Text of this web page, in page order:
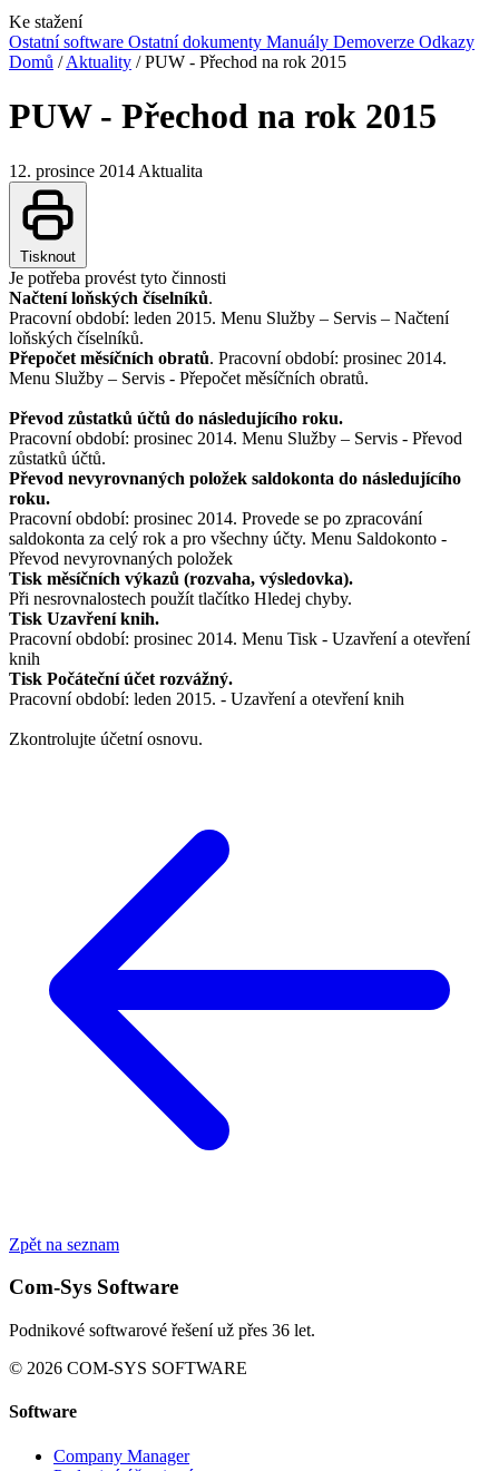
Ke stažení
Ostatní software Ostatní dokumenty Manuály Demoverze Odkazy
Domů / Aktuality / PUW - Přechod na rok 2015
PUW - Přechod na rok 2015
12. prosince 2014 Aktualita
Tisknout
Je potřeba provést tyto činnosti
Načtení loňských číselníků.
Pracovní období: leden 2015. Menu Služby – Servis – Načtení
loňských číselníků.
Přepočet měsíčních obratů. Pracovní období: prosinec 2014.
Menu Služby – Servis - Přepočet měsíčních obratů.
Převod zůstatků účtů do následujícího roku.
Pracovní období: prosinec 2014. Menu Služby – Servis - Převod
zůstatků účtů.
Převod nevyrovnaných položek saldokonta do následujícího
roku.
Pracovní období: prosinec 2014. Provede se po zpracování
saldokonta za celý rok a pro všechny účty. Menu Saldokonto -
Převod nevyrovnaných položek
Tisk měsíčních výkazů (rozvaha, výsledovka).
Při nesrovnalostech použít tlačítko Hledej chyby.
Tisk Uzavření knih.
Pracovní období: prosinec 2014. Menu Tisk - Uzavření a otevření
knih
Tisk Počáteční účet rozvážný.
Pracovní období: leden 2015. - Uzavření a otevření knih
Zkontrolujte účetní osnovu.
Zpět na seznam
Com-Sys Software
Podnikové softwarové řešení už přes 36 let.
© 2026 COM-SYS SOFTWARE
Software
Company Manager